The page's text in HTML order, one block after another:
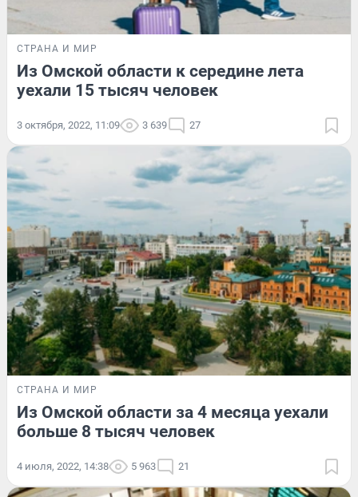
СТРАНА И МИР
Из Омской области к середине лета
уехали 15 тысяч человек
3 октября, 2022, 11:09 3 639 27
СТРАНА И МИР
Из Омской области за 4 месяца уехали
больше 8 тысяч человек
4 июля, 2022, 14:38 5 963 21